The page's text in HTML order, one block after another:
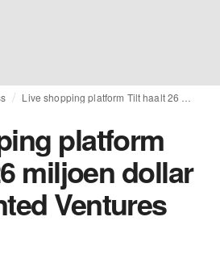
platform
miljoen dollar
Ventures